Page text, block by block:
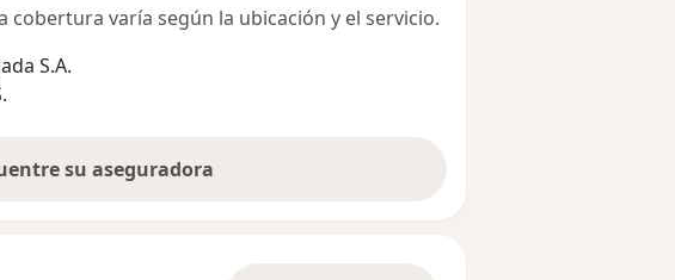
cobertura varía según la ubicación y el servicio.
S.A.
su aseguradora